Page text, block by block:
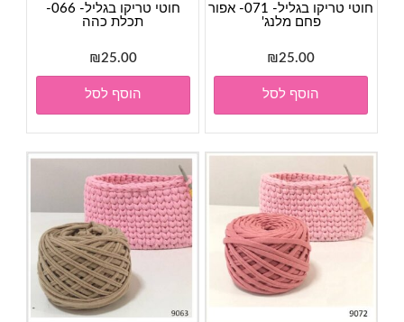
חוטי טריקו בגליל- 071- אפור
פחם מלנג'
₪25.00
הוסף לסל
חוטי טריקו בגליל- 066-
תכלת כהה
₪25.00
הוסף לסל